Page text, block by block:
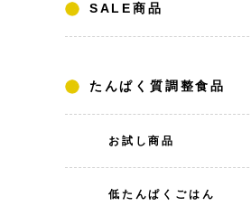
SALE商品
たんぱく質調整食品
お試し商品
低たんぱくごはん